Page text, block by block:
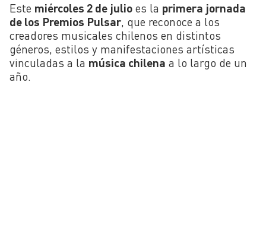
Este miércoles 2 de julio es la primera jornada
de los Premios Pulsar , que reconoce a los
creadores musicales chilenos en distintos
géneros, estilos y manifestaciones artísticas
vinculadas a la música chilena a lo largo de un
año.